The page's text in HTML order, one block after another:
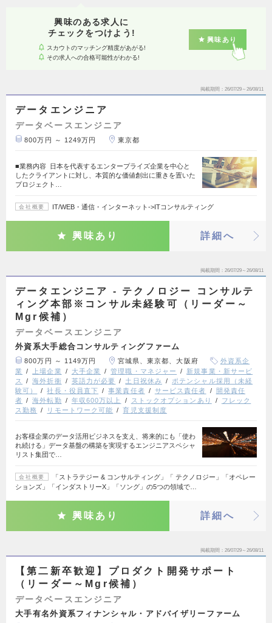
興味のある求人に
チェックをつけよう!
スカウトのマッチング精度があがる!
その求人への合格可能性がわかる!
興味あり
掲載期間 26/07/29～26/08/11
データエンジニア
データベースエンジニア
800万円 ～ 1249万円 東京都
■業務内容 日本を代表するエンタープライズ企業を中心と
したクライアントに対し、本質的な価値創出に重きを置いた
プロジェクト…
会社概要 IT/WEB・通信・インターネット->ITコンサルティング
興味あり 詳細へ
掲載期間 26/07/29～26/08/11
データエンジニア - テクノロジー コンサルテ
ィング本部※コンサル未経験可（リーダー～
Mgr候補）
データベースエンジニア
外資系大手総合コンサルティングファーム
800万円 ～ 1149万円 宮城県、東京都、大阪府
外資系企
業
上場企業 大手企業 管理職・マネジャー
新規事業・新サービ
ス
海外折衝 英語力が必要 土日祝休み
ポテンシャル採用（未経
験可）
社長・役員直下 事業責任者 サービス責任者
開発責任
者
海外転勤 年収600万以上 ストックオプションあり
フレック
ス勤務
リモートワーク可能 育児支援制度
お客様企業のデータ活用ビジネスを支え、将来的にも「使わ
れ続ける」データ基盤の構築を実現するエンジニアスペシャ
リスト集団で…
会社概要
「ストラテジー & コンサルティング」「 テクノロジー」「オペレー
ションズ」「インダストリーX」「ソング」の5つの領域で…
興味あり 詳細へ
掲載期間 26/07/29～26/08/11
【第二新卒歓迎】プロダクト開発サポート
（リーダー～Mgr候補）
データベースエンジニア
大手有名外資系フィナンシャル・アドバイザリーファーム